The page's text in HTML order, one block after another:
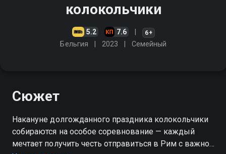
колокольчики
5.2 7.6 6+
Бельгия 2023 Cемейный
Сюжет
Накануне долгожданного праздника колокольчики
собираются на особое соревнование — каждый
мечтает получить честь отправиться в Рим с важной